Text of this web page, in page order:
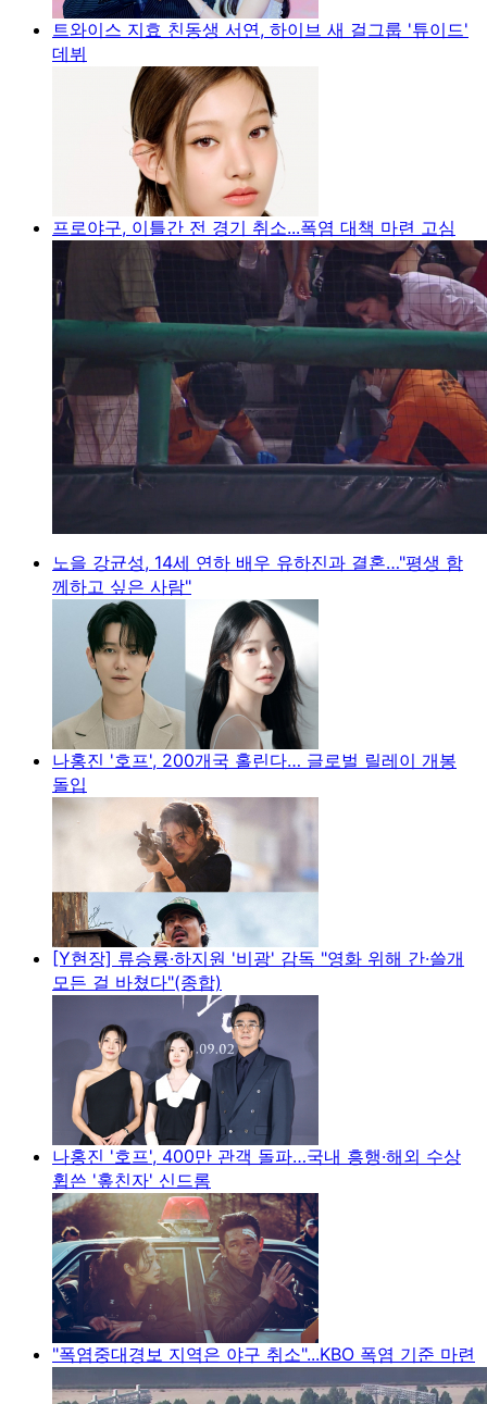
트와이스 지효 친동생 서연, 하이브 새 걸그룹 '튜이드'
데뷔
프로야구, 이틀간 전 경기 취소...폭염 대책 마련 고심
노을 강균성, 14세 연하 배우 유하진과 결혼…"평생 함
께하고 싶은 사람"
나홍진 '호프', 200개국 홀린다… 글로벌 릴레이 개봉
돌입
[Y현장] 류승룡·하지원 '비광' 감독 "영화 위해 간·쓸개
모든 걸 바쳤다"(종합)
나홍진 '호프', 400만 관객 돌파…국내 흥행·해외 수상
휩쓴 '홒친자' 신드롬
"폭염중대경보 지역은 야구 취소"...KBO 폭염 기준 마련